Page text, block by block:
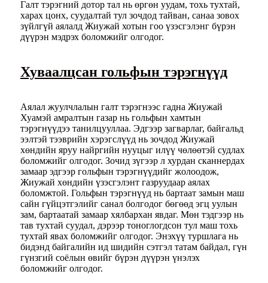
Галт тэрэгний дотор тал нь өргөн уудам, тохь тухтай,
харах цонх, суудалтай тул зочдод тайван, санаа зовох
зүйлгүй аялалд Жиужай хотын гоо үзэсгэлэнг бүрэн
дүүрэн мэдрэх боломжийг олгодог.
Хуваалцсан гольфын тэрэгнүүд
Аялал жуулчлалын галт тэрэгнээс гадна Жиужай
Хуамэй амралтын газар нь гольфын хамтын
тэрэгнүүдээ танилцууллаа. ​​Эдгээр загварлаг, байгальд
ээлтэй тээврийн хэрэгслүүд нь зочдод Жиужай
хөндийн яруу найргийн нууцыг илүү чөлөөтэй судлах
боломжийг олгодог. Зочид зүгээр л хурдан сканнердах
замаар эдгээр гольфын тэрэгнүүдийг жолоодож,
Жиужай хөндийн үзэсгэлэнт газруудаар аялах
боломжтой. Гольфын тэрэгнүүд нь бартаат замын маш
сайн гүйцэтгэлийг санал болгодог бөгөөд эгц уулын
зам, бартаатай замаар хялбархан явдаг. Мөн тэдгээр нь
тав тухтай суудал, дэрээр тоноглогдсон тул маш тохь
тухтай явах боломжийг олгодог. Энэхүү туршлага нь
бидэнд байгалийн ид шидийн сэтгэл татам байдал, гүн
гүнзгий соёлын өвийг бүрэн дүүрэн үнэлэх
боломжийг олгодог.